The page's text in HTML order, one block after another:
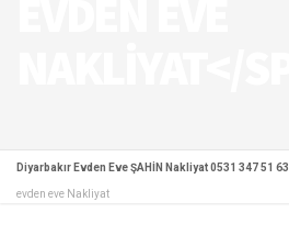
Diyarbakır Evden Eve ŞAHİN Nakliyat 0531 347 51 63
evden eve Nakliyat